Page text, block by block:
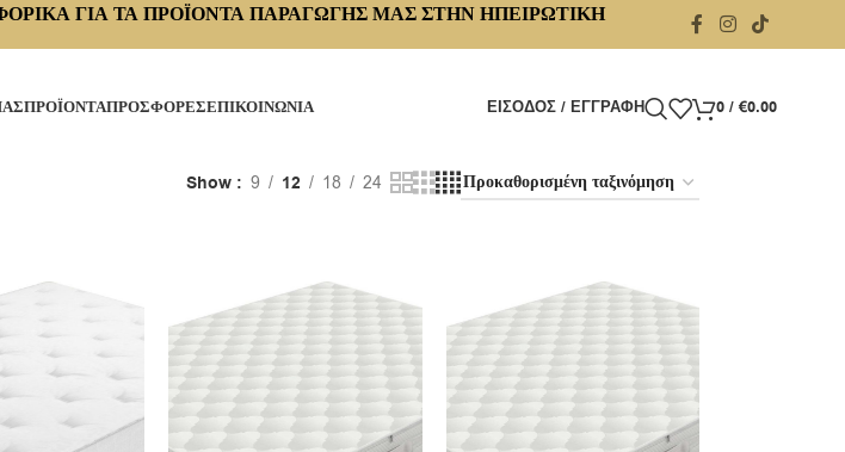
ΓΙΑ ΤΑ ΠΡΟΪΟΝΤΑ ΠΑΡΑΓΩΓΗΣ ΜΑΣ ΣΤΗΝ ΗΠΕΙΡΩΤΙΚΗ
ΠΡΟΪΟΝΤΑΠΡΟΣΦΟΡΕΣΕΠΙΚΟΙΝΩΝΙΑ ΕΊΣΟΔΟΣ / ΕΓΓΡΑΦΉ 0 / €0.00
Show 9 12 18 24